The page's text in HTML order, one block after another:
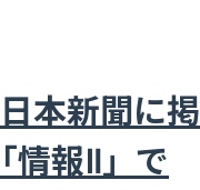
本新聞に掲
情報Ⅱ」で